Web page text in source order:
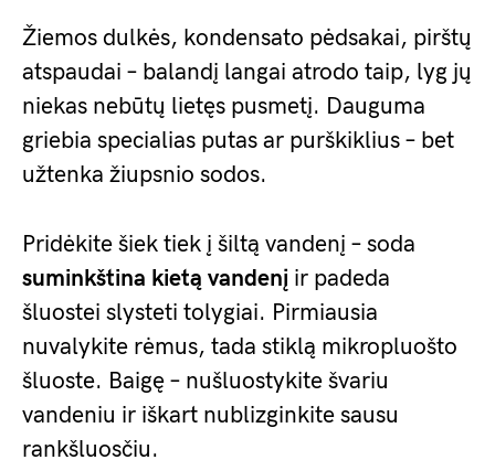
Žiemos dulkės, kondensato pėdsakai, pirštų
atspaudai – balandį langai atrodo taip, lyg jų
niekas nebūtų lietęs pusmetį. Dauguma
griebia specialias putas ar purškiklius – bet
užtenka žiupsnio sodos.
Pridėkite šiek tiek į šiltą vandenį – soda
suminkština kietą vandenį ir padeda
šluostei slysteti tolygiai. Pirmiausia
nuvalykite rėmus, tada stiklą mikropluošto
šluoste. Baigę – nušluostykite švariu
vandeniu ir iškart nublizginkite sausu
rankšluosčiu.